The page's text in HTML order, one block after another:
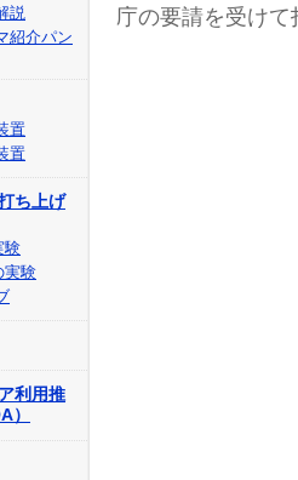
説
紹介パン
置
置
ち上げ
験
実験
利用推
）
庁の要請を受け